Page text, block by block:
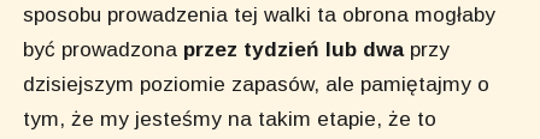
sposobu prowadzenia tej walki ta obrona mogłaby
być prowadzona przez tydzień lub dwaprzy
dzisiejszym poziomie zapasów, ale pamiętajmy o
tym, że my jesteśmy na takim etapie, że to